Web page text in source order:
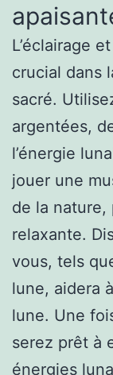
L’éclairage
crucial dans
sacré.
argentées,
l’énergie
jouer une
de la nature,
relaxante.
vous, tels
lune, aidera
lune. Une
serez prêt à
énergies